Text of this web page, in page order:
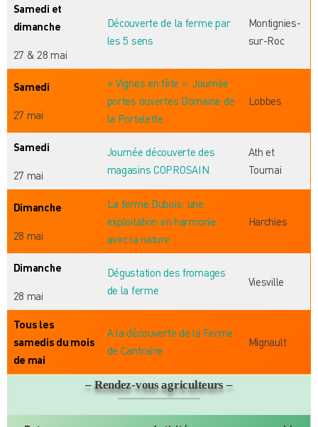
Samedi et
dimanche
27 & 28 mai
Découverte de la ferme par
les 5 sens
Montignies-
sur-Roc
Samedi
27 mai
« Vignes en fête »: Journée
portes ouvertes Domaine de
la Portelette
Lobbes
Samedi
27 mai
Journée découverte des
magasins COPROSAIN
Ath et
Tournai
Dimanche
28 mai
La ferme Dubois: une
exploitation en harmonie
avec la nature
Harchies
Dimanche
28 mai
Dégustation des fromages
de la ferme
Viesville
Tous les
samedis du mois
de mai
A la découverte de la Ferme
de Cantraine
Mignault
– Rendez-vous agriculteurs –